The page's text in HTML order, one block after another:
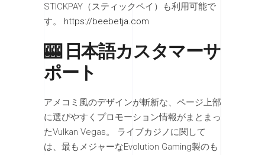
STICKPAY（スティックペイ）も利用可能で
す。 https://beebetja.com
🎰 日本語カスタマーサ
ポート
アメコミ風のデザインが斬新な、ページ上部
に選びやすくプロモーション情報がまとまっ
たVulkan Vegas。 ライブカジノに関して
は、最もメジャーなEvolution Gaming製のも